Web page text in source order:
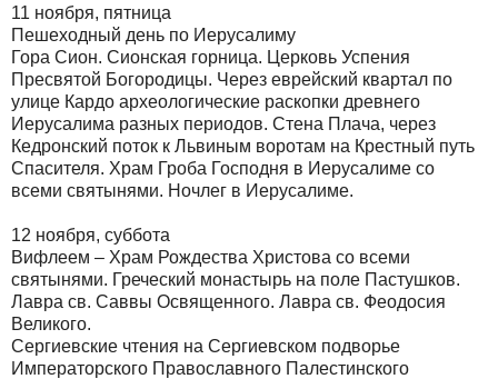
11 ноября, пятница
Пешеходный день по Иерусалиму
Гора Сион. Сионская горница. Церковь Успения
Пресвятой Богородицы. Через еврейский квартал по
улице Кардо археологические раскопки древнего
Иерусалима разных периодов. Стена Плача, через
Кедронский поток к Львиным воротам на Крестный путь
Спасителя. Храм Гроба Господня в Иерусалиме со
всеми святынями. Ночлег в Иерусалиме.
12 ноября, суббота
Вифлеем – Храм Рождества Христова со всеми
святынями. Греческий монастырь на поле Пастушков.
Лавра св. Саввы Освященного. Лавра св. Феодосия
Великого.
Сергиевские чтения на Сергиевском подворье
Императорского Православного Палестинского